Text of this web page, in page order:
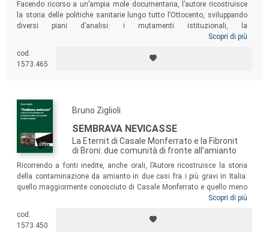
Facendo ricorso a un’ampia mole documentaria, l’autore ricostruisce
la storia delle politiche sanitarie lungo tutto l’Ottocento, sviluppando
diversi piani d’analisi: i mutamenti istituzionali, la
professionalizzazione dei funzionari, i conflitti tra scuole
Quello che emerge è che nel processo di
postunitaria, le politiche igieniste furono in grado di realizzare uno
Scopri di più
cod.
1573.465
Bruno Ziglioli
SEMBRAVA NEVICASSE
La Eternit di Casale Monferrato e la Fibronit
di Broni: due comunità di fronte all'amianto
Ricorrendo a fonti inedite, anche orali, l’Autore ricostruisce la storia
della contaminazione da amianto in due casi fra i più gravi in Italia:
quello maggiormente conosciuto di Casale Monferrato e quello meno
noto di Broni, nell’Oltrepò Pavese. Lo studio degli attori politici e sociali
vicende, in particolare i difficili percorsi attraverso i quali il dramma
collettivo si è integrato nell’identità comunitaria dei due centri urbani.
Scopri di più
cod.
1573.450